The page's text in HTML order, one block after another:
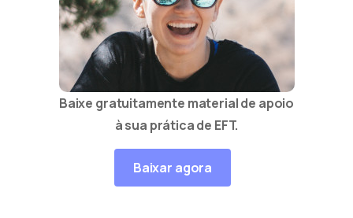
Baixe gratuitamente material de apoio
à sua prática de EFT.
Baixar agora